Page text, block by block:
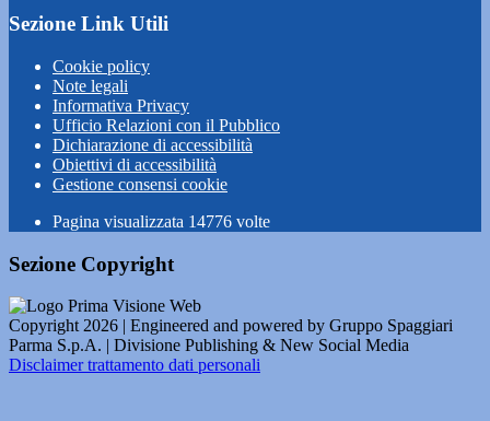
Sezione Link Utili
Cookie policy
Note legali
Informativa Privacy
Ufficio Relazioni con il Pubblico
Dichiarazione di accessibilità
Obiettivi di accessibilità
Gestione consensi cookie
Pagina visualizzata 14776 volte
Sezione Copyright
Copyright 2026 | Engineered and powered by Gruppo Spaggiari
Parma S.p.A. | Divisione Publishing & New Social Media
Disclaimer trattamento dati personali